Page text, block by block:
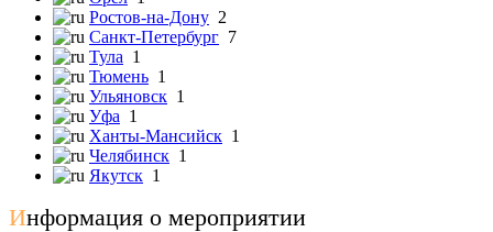
Ростов-на-Дону 2
Санкт-Петербург 7
Тула 1
Тюмень 1
Ульяновск 1
Уфа 1
Ханты-Мансийск 1
Челябинск 1
Якутск 1
Информация о мероприятии